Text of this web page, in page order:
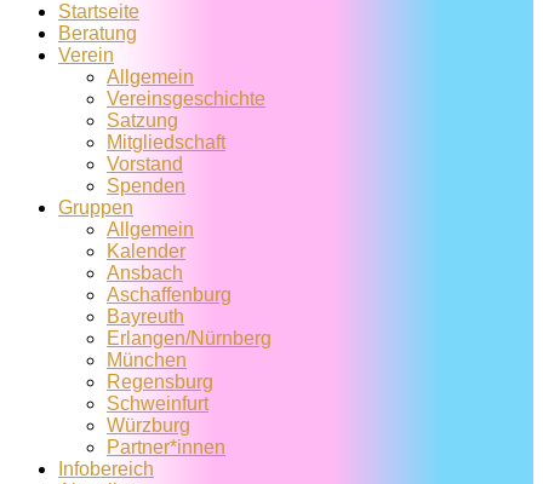
Startseite
Beratung
Verein
Allgemein
Vereins­geschichte
Satzung
Mitglied­schaft
Vorstand
Spenden
Gruppen
Allgemein
Kalender
Ansbach
Aschaffenburg
Bayreuth
Erlangen/Nürnberg
München
Regensburg
Schweinfurt
Würzburg
Partner*innen
Infobereich